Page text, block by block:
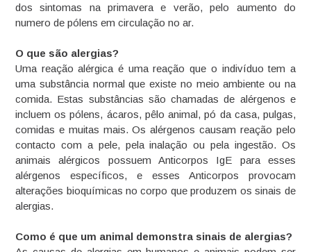
dos sintomas na primavera e verão, pelo aumento do
numero de pólens em circulação no ar.
O que são alergias?
Uma reação alérgica é uma reação que o indivíduo tem a
uma substância normal que existe no meio ambiente ou na
comida. Estas substâncias são chamadas de alérgenos e
incluem os pólens, ácaros, pêlo animal, pó da casa, pulgas,
comidas e muitas mais. Os alérgenos causam reação pelo
contacto com a pele, pela inalação ou pela ingestão. Os
animais alérgicos possuem Anticorpos IgE para esses
alérgenos específicos, e esses Anticorpos provocam
alterações bioquímicas no corpo que produzem os sinais de
alergias.
Como é que um animal demonstra sinais de alergias?